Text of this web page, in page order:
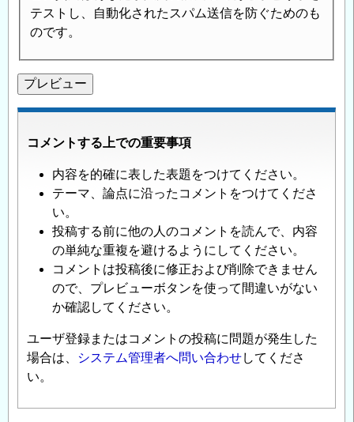
テストし、自動化されたスパム送信を防ぐためのも
のです。
コメントする上での重要事項
内容を的確に表した表題をつけてください。
テーマ、論点に沿ったコメントをつけてくださ
い。
投稿する前に他の人のコメントを読んで、内容
の単純な重複を避けるようにしてください。
コメントは投稿後に修正および削除できません
ので、プレビューボタンを使って間違いがない
か確認してください。
ユーザ登録またはコメントの投稿に問題が発生した
場合は、
システム管理者へ問い合わせしてくださ
い。